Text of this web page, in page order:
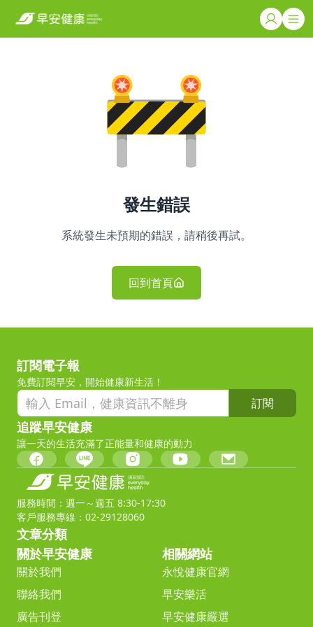
發生錯誤
系統發生未預期的錯誤，請稍後再試。
回到首頁
訂閱電子報
免費訂閱早安，開始健康新生活！
訂閱
追蹤早安健康
讓一天的生活充滿了正能量和健康的動力
服務時間：週一～週五 8:30-17:30
客戶服務專線：02-29128060
文章分類
關於早安健康
關於我們
聯絡我們
廣告刊登
相關網站
永悅健康官網
早安樂活
早安健康嚴選